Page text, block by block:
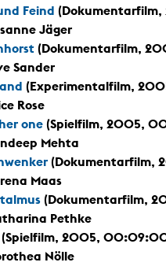
Feind
Jäger
(Dokumentarfilm,
Sander
(Experimentalfilm,
Rose
one(Spielfilm, 2005,
Mehta
Maas
(Dokumentarfilm,
Pethke
(Spielfilm, 2005,
Nölle